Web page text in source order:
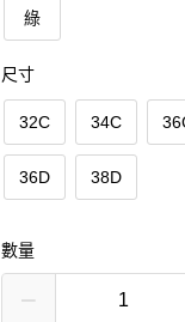
綠
尺寸
32C 34C
36D 38D
數量